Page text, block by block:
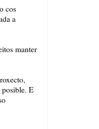
cos
a
manter
posible. E